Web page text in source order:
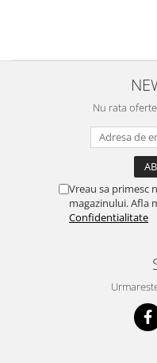
Nu rata
Vreau sa primesc
magazinului. Afla
Confidentialitate